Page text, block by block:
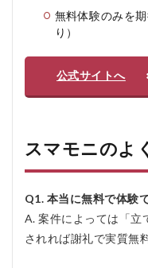
無料体験のみを
り）
公式サイトへ
スマモニのよ
Q1. 本当に無料で体験
A. 案件によっては「立
されれば謝礼で実質無